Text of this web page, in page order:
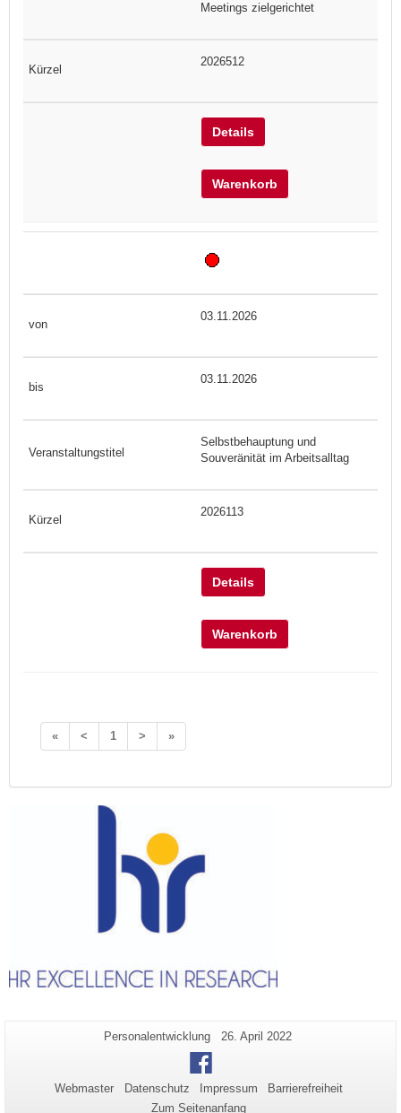
Meetings zielgerichtet
2026512
Details
Warenkorb
03.11.2026
03.11.2026
Selbstbehauptung und
Souveränität im Arbeitsalltag
2026113
Details
Warenkorb
« < 1 > »
Zusätzliche
Informationen
zu
dieser
Seiten-
Personalentwicklung
Letzte
26. April 2022
Facebook
Webmaster Datenschutz Impressum
Barrierefreiheit
Zum Seitenanfang